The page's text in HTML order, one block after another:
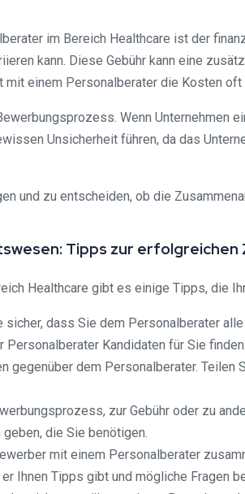
im Bereich Healthcare ist der
kann. Diese Gebühr kann eine
einem Personalberater die Kosten oft
Wenn Unternehmen
Unsicherheit führen, da das
und zu entscheiden, ob die
Tipps zur erfolgreichen
Healthcare gibt es einige Tipps, die
sicher, dass Sie dem Personalberater
Kandidaten für Sie finden.
gegenüber dem Personalberater.
zur Gebühr oder zu
die Sie benötigen.
mit einem Personalberater
Ihnen Tipps gibt und mögliche Fragen